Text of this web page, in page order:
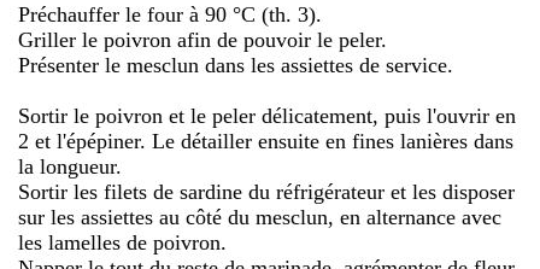
Préchauffer le four à 90 °C (th. 3).
Griller le poivron afin de pouvoir le peler.
Présenter le mesclun dans les assiettes de service.
Sortir le poivron et le peler délicatement, puis l'ouvrir en
2 et l'épépiner. Le détailler ensuite en fines lanières dans
la longueur.
Sortir les filets de sardine du réfrigérateur et les disposer
sur les assiettes au côté du mesclun, en alternance avec
les lamelles de poivron.